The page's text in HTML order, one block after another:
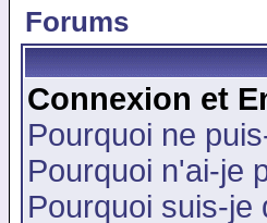
Forums
Connexion et
Pourquoi ne
Pourquoi n'ai-je
Pourquoi suis-je